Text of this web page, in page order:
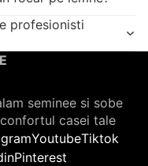
profesionisti
seminee si sobe
casei tale
YoutubeTiktok
Pinterest